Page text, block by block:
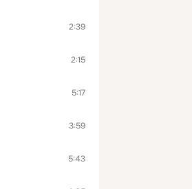
2:39
2:15
5:17
3:59
5:43